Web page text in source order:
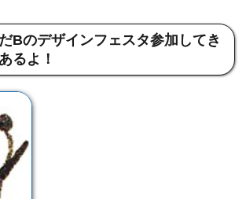
Bのデザインフェスタ参加してき
るよ！